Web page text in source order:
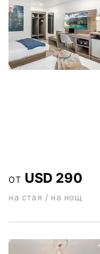
ОТ USD 290
на стая / на нощ